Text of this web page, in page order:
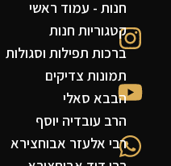
חנות - עמוד ראשי
קטגוריות חנות
ברכות תפילות וסגולות
תמונות צדיקים
הבבא סאלי
הרב עובדיה יוסף
רבי אלעזר אבוחצירא